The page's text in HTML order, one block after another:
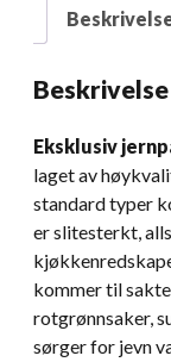
Beskrivelse
Eksklusiv
laget av
standard typer
er slitesterkt,
kommer til
rotgrønnsaker,
sørger for jevn